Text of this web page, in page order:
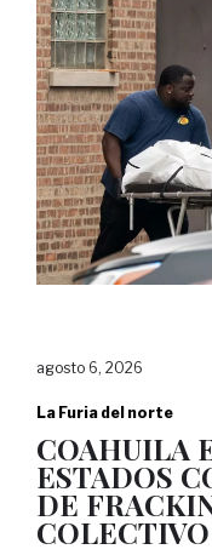
agosto 6, 2026
La Furia del norte
COAHUILA
ESTADOS
DE
COLECTIVO